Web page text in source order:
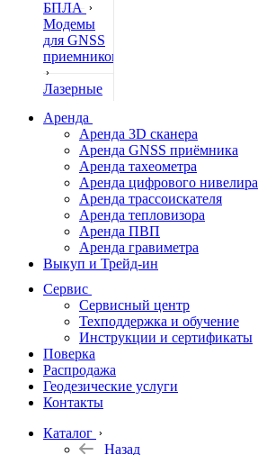
БПЛА
Модемы
для GNSS
приемников
Лазерные
Нивелиры
Теодолиты
Трассоискатели
Неразрушающий
контроль
Аксессуары
Софт
Георадары
Акции
Гидрография
Подбор
оборудования
по задачам
Аренда
Аренда 3D сканера
Аренда GNSS приёмника
Аренда тахеометра
Аренда цифрового нивелира
Аренда трассоискателя
Аренда тепловизора
Аренда ПВП
Аренда гравиметра
Выкуп и Трейд-ин
Сервис
Сервисный центр
Техподдержка и обучение
Инструкции и сертификаты
Поверка
Распродажа
Геодезические услуги
Контакты
Каталог
Назад